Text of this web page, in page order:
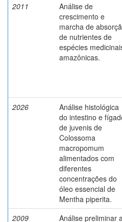
2011
Análise de
crescimento e
marcha de
de nutrientes de
espécies
amazônicas.
2026
Análise histológica
do intestino e
de juvenis de
Colossoma
macropomum
alimentados com
diferentes
concentrações do
óleo essencial de
Mentha piperita.
2009
Análise preliminar a